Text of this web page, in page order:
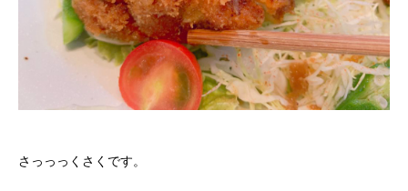
さっっっくさくです。